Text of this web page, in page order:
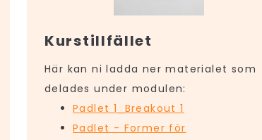
Kurstillfället
Här kan ni ladda ner materialet som
delades under modulen:
Padlet 1_Breakout 1
Padlet - Former för